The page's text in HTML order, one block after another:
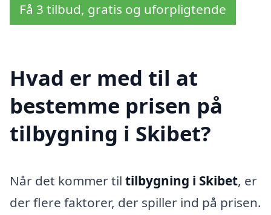
Få 3 tilbud, gratis og uforpligtende
Hvad er med til at
bestemme prisen på
tilbygning i Skibet?
Når det kommer til tilbygning i Skibet, er
der flere faktorer, der spiller ind på prisen.